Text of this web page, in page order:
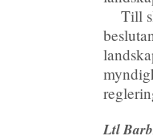
Till
Ltl